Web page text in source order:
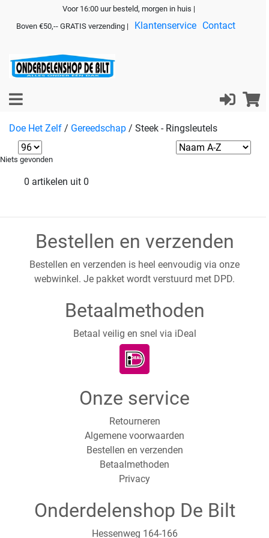
Voor 16:00 uur besteld, morgen in huis |
Boven €50,-- GRATIS verzending |
Klantenservice Contact
Doe Het Zelf / Gereedschap / Steek - Ringsleutels
Niets gevonden
0 artikelen uit 0
Bestellen en verzenden
Bestellen en verzenden is heel eenvoudig via onze
webwinkel. Je pakket wordt verstuurd met DPD.
Betaalmethoden
Betaal veilig en snel via iDeal
Onze service
Retourneren
Algemene voorwaarden
Bestellen en verzenden
Betaalmethoden
Privacy
Onderdelenshop De Bilt
Hessenweg 164-166